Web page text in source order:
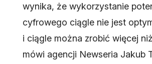
wynika, że wykorzystanie
cyfrowego ciągle nie jest
i ciągle można zrobić więcej
mówi agencji Newseria Jakub